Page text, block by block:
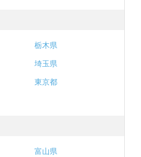
栃木県
埼玉県
東京都
富山県